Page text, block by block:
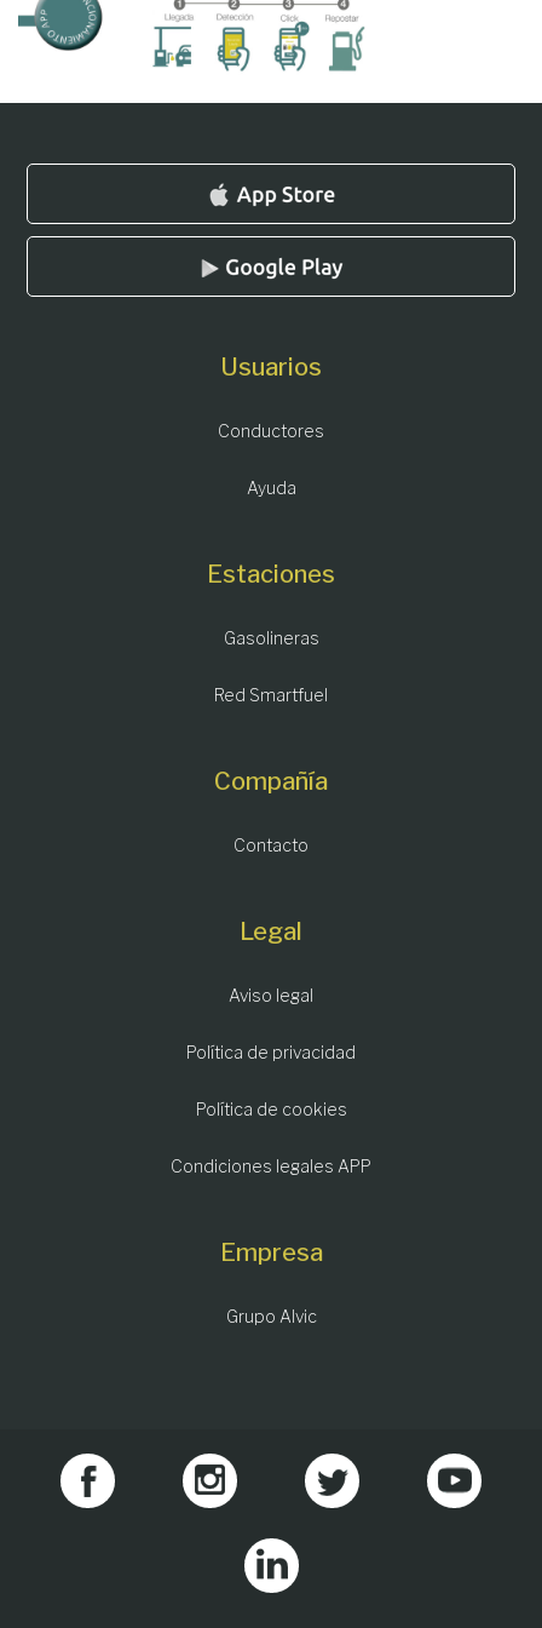
Usuarios
Conductores
Ayuda
Estaciones
Gasolineras
Red Smartfuel
Compañía
Contacto
Legal
Aviso legal
Política de privacidad
Política de cookies
Condiciones legales APP
Empresa
Grupo Alvic